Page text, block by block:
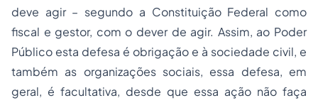
deve agir – segundo a Constituição Federal como
fiscal e gestor, com o dever de agir. Assim, ao Poder
Público esta defesa é obrigação e à sociedade civil, e
também as organizações sociais, essa defesa, em
geral, é facultativa, desde que essa ação não faça